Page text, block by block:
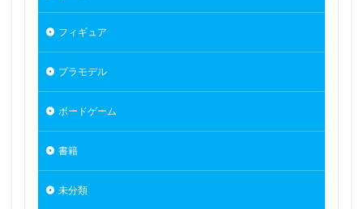
フィギュア
プラモデル
ボードゲーム
書籍
未分類